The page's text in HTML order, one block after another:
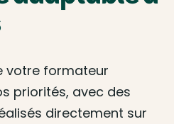
votre formateur
priorités, avec des
directement sur